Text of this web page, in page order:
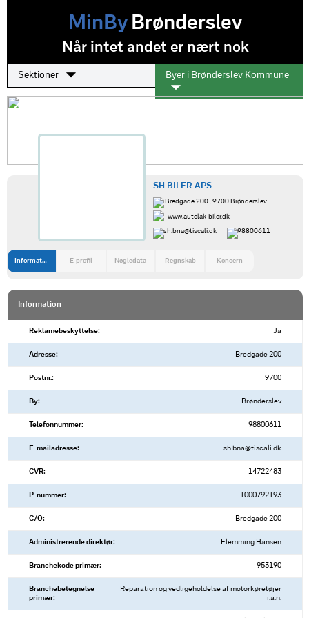
MinByBrønderslev
Når intet andet er nært nok
Sektioner Byer i Brønderslev Kommune
SH BILER APS
Bredgade 200 , 9700 Brønderslev
www.autolak-biler.dk
sh.bna@tiscali.dk
98800611
Information E-profil Nøgledata Regnskab Koncern
Information
Reklamebeskyttelse: Ja
Adresse: Bredgade 200
Postnr.: 9700
By: Brønderslev
Telefonnummer: 98800611
E-mailadresse: sh.bna@tiscali.dk
CVR: 14722483
P-nummer: 1000792193
C/O: Bredgade 200
Administrerende direktør: Flemming Hansen
Branchekode primær: 953190
Branchebetegnelse
primær:
Reparation og vedligeholdelse af motorkøretøjer
i.a.n.